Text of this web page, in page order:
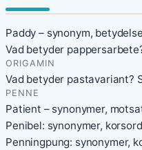
Paddy – synonym,
Vad betyder
ORIGAMIN
Vad betyder pastavariant?
PENNE
Patient – synonymer,
Penibel: synonymer,
Penningpung: synonymer,